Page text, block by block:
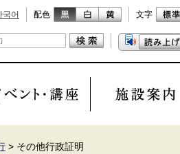
국어 配色 文字
> その他行政証明